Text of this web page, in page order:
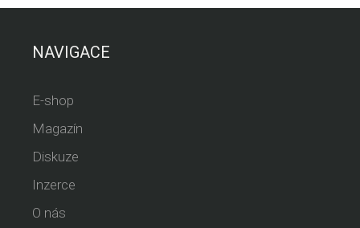
NAVIGACE
E-shop
Magazín
Diskuze
Inzerce
O nás